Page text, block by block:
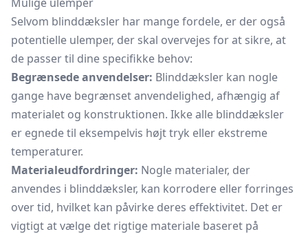
Selvom blinddæksler har mange fordele, er der også
potentielle ulemper, der skal overvejes for at sikre, at
de passer til dine specifikke behov:
Begrænsede anvendelser: Blinddæksler kan nogle
gange have begrænset anvendelighed, afhængig af
materialet og konstruktionen. Ikke alle blinddæksler
er egnede til eksempelvis højt tryk eller ekstreme
temperaturer.
Materialeudfordringer: Nogle materialer, der
anvendes i blinddæksler, kan korrodere eller forringes
over tid, hvilket kan påvirke deres effektivitet. Det er
vigtigt at vælge det rigtige materiale baseret på